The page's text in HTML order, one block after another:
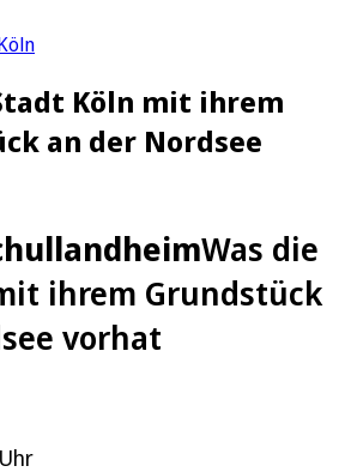
Köln mit ihrem
an der Nordsee
Was die
ihrem Grundstück
vorhat